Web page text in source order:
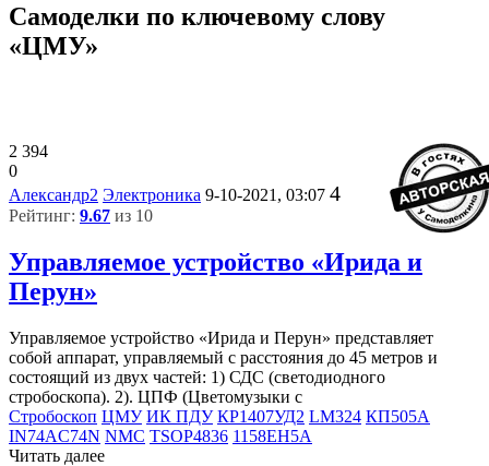
Самоделки по ключевому слову
«ЦМУ»
2 394
0
Александр2 Электроника 9-10-2021, 03:07 4
Рейтинг: 9.67 из 10
Управляемое устройство «Ирида и
Перун»
Управляемое устройство «Ирида и Перун» представляет
собой аппарат, управляемый с расстояния до 45 метров и
состоящий из двух частей: 1) СДС (светодиодного
стробоскопа). 2). ЦПФ (Цветомузыки с
Стробоскоп ЦМУ ИК ПДУ КР1407УД2 LM324 КП505А
IN74AC74N NMC TSOP4836 1158ЕН5А
Читать далее